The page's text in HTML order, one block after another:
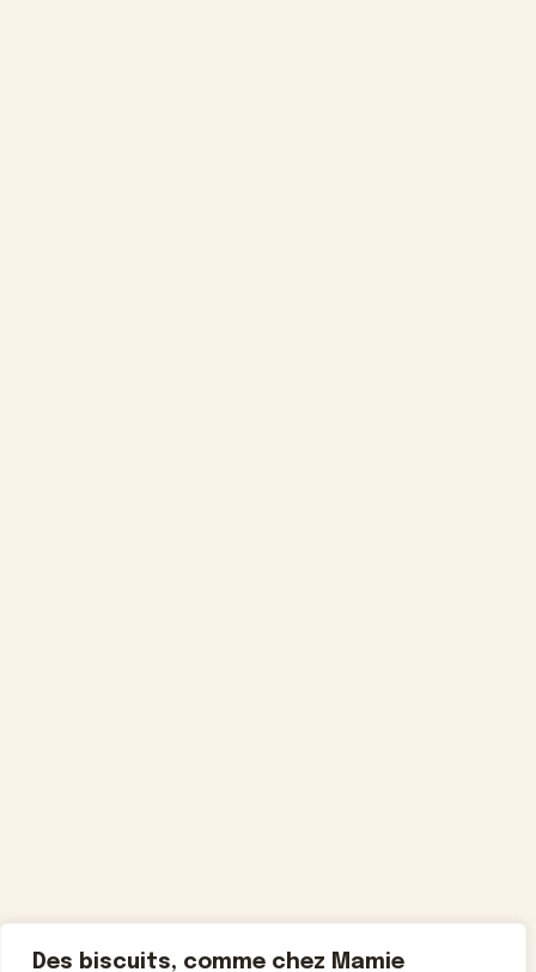
Des biscuits, comme chez Mamie